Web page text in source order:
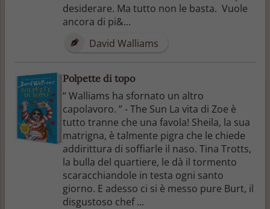
desiderare. Ma tutto non le basta. Vuole
ancora di pi&...
David Walliams
Polpette di topo
“ Walliams ha sfornato un altro
capolavoro. ” - The Sun La vita di Zoe è
tutto tranne che una favola! Sheila, la sua
matrigna, è talmente pigra che le chiede
addirittura di soffiarle il naso. Tina Trotts,
la bulla del quartiere, le dà il tormento
scaracchiandole in testa ogni santo
giorno. E adesso ci si è messo pure Burt, il
disgustoso chef ...